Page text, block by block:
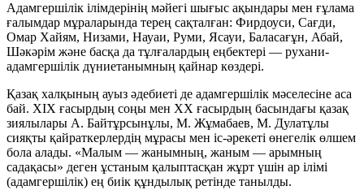
Адамгершілік ілімдерінің мәйегі шығыс ақындары мен ғұлама
ғалымдар мұраларында терең сақталған: Фирдоуси, Сағди,
Омар Хайям, Низами, Науаи, Руми, Ясауи, Баласағұн, Абай,
Шәкәрім және басқа да тұлғалардың еңбектері — рухани-
адамгершілік дүниетанымның қайнар көздері.
Қазақ халқының ауыз әдебиеті де адамгершілік мәселесіне аса
бай. ХІХ ғасырдың соңы мен ХХ ғасырдың басындағы қазақ
зиялылары А. Байтұрсынұлы, М. Жұмабаев, М. Дулатұлы
сияқты қайраткерлердің мұрасы мен іс-әрекеті өнегелік өлшем
бола алады. «Малым — жанымның, жаным — арымның
садақасы» деген ұстаным қалыптасқан жұрт үшін ар ілімі
(адамгершілік) ең биік құндылық ретінде танылды.